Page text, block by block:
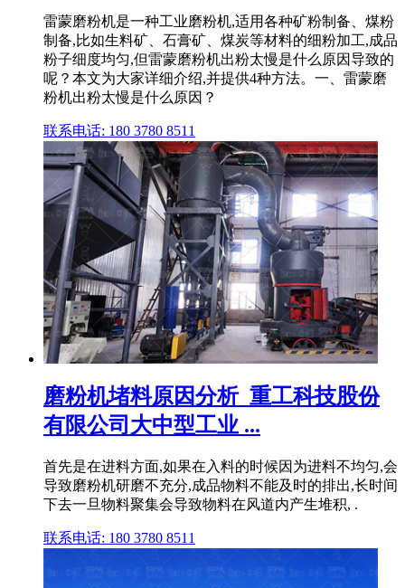
雷蒙磨粉机是一种工业磨粉机,适用各种矿粉制备、煤粉
制备,比如生料矿、石膏矿、煤炭等材料的细粉加工,成品
粉子细度均匀,但雷蒙磨粉机出粉太慢是什么原因导致的
呢？本文为大家详细介绍,并提供4种方法。一、雷蒙磨
粉机出粉太慢是什么原因？
联系电话: 180 3780 8511
磨粉机堵料原因分析_重工科技股份
有限公司大中型工业 ...
首先是在进料方面,如果在入料的时候因为进料不均匀,会
导致磨粉机研磨不充分,成品物料不能及时的排出,长时间
下去一旦物料聚集会导致物料在风道内产生堆积, .
联系电话: 180 3780 8511